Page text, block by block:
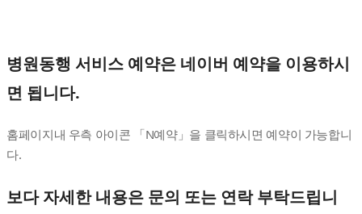
병원동행 서비스 예약은 네이버 예약을 이용하시
면 됩니다.
홈페이지내 우측 아이콘 「N예약」을 클릭하시면 예약이 가능합니
다.
보다 자세한 내용은 문의 또는 연락 부탁드립니